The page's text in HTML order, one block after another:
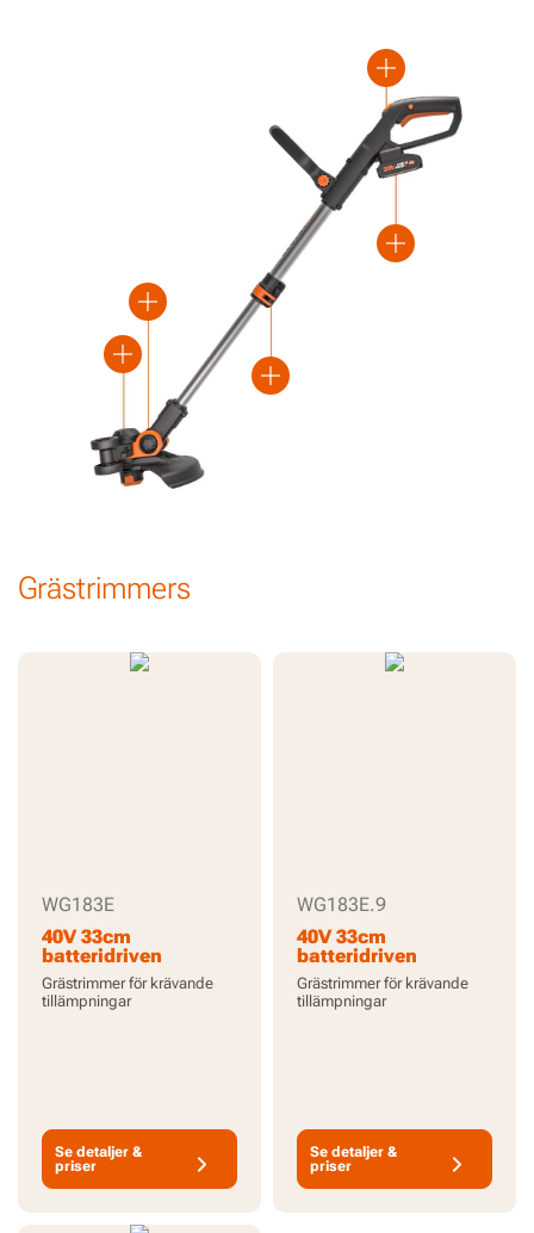
Plus
Plus
Plus
Plus
Plus
Grästrimmers
WG183E
40V 33cm
batteridriven
grästrimmer med x2
2.0Ah-batterier och
laddare
Grästrimmer för krävande
tillämpningar
Se detaljer &
priser
WG183E.9
40V 33cm
batteridriven
grästrimmer - endast
verktyg
Grästrimmer för krävande
tillämpningar
Se detaljer &
priser